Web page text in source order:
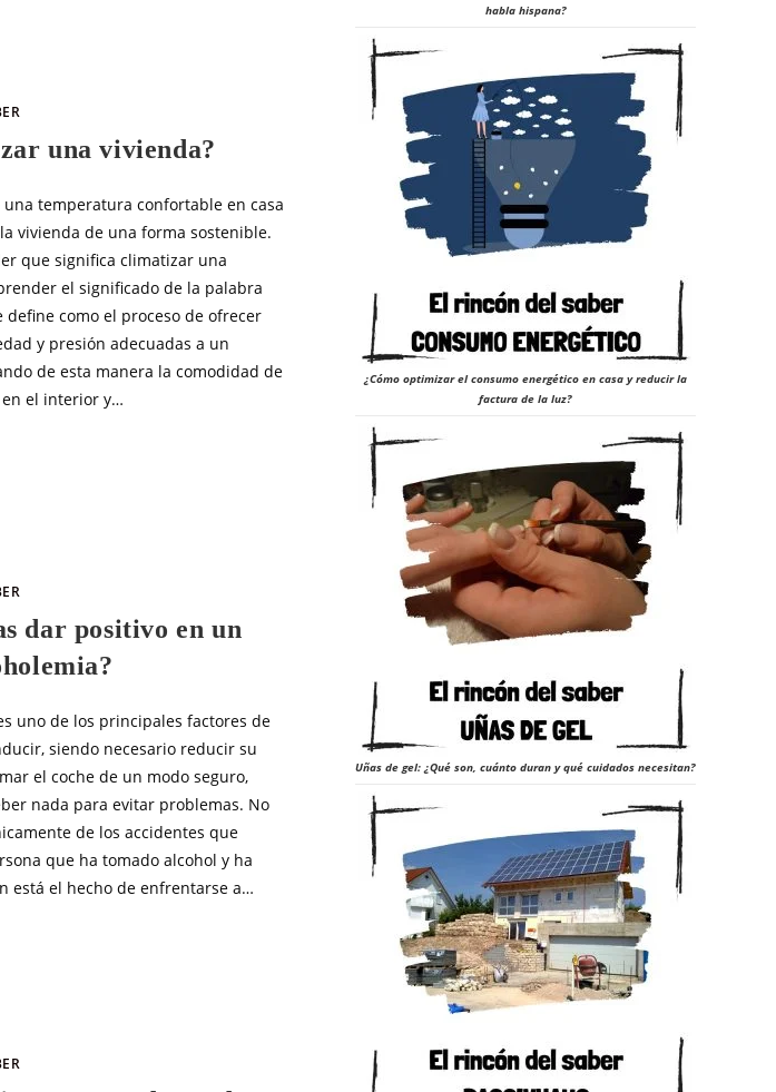
una vivienda?
temperatura confortable en casa
vivienda de una forma sostenible.
que significa climatizar una
el significado de la palabra
como el proceso de ofrecer
y presión adecuadas a un
de esta manera la comodidad de
en el interior y…
dar positivo en un
uno de los principales factores de
siendo necesario reducir su
el coche de un modo seguro,
nada para evitar problemas. No
de los accidentes que
que ha tomado alcohol y ha
está el hecho de enfrentarse a…
habla hispana?
¿Cómo optimizar el consumo energético en casa y reducir la
factura de la luz?
Uñas de gel: ¿Qué son, cuánto duran y qué cuidados necesitan?